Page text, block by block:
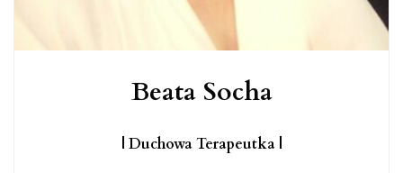
Beata Socha
| Duchowa Terapeutka |